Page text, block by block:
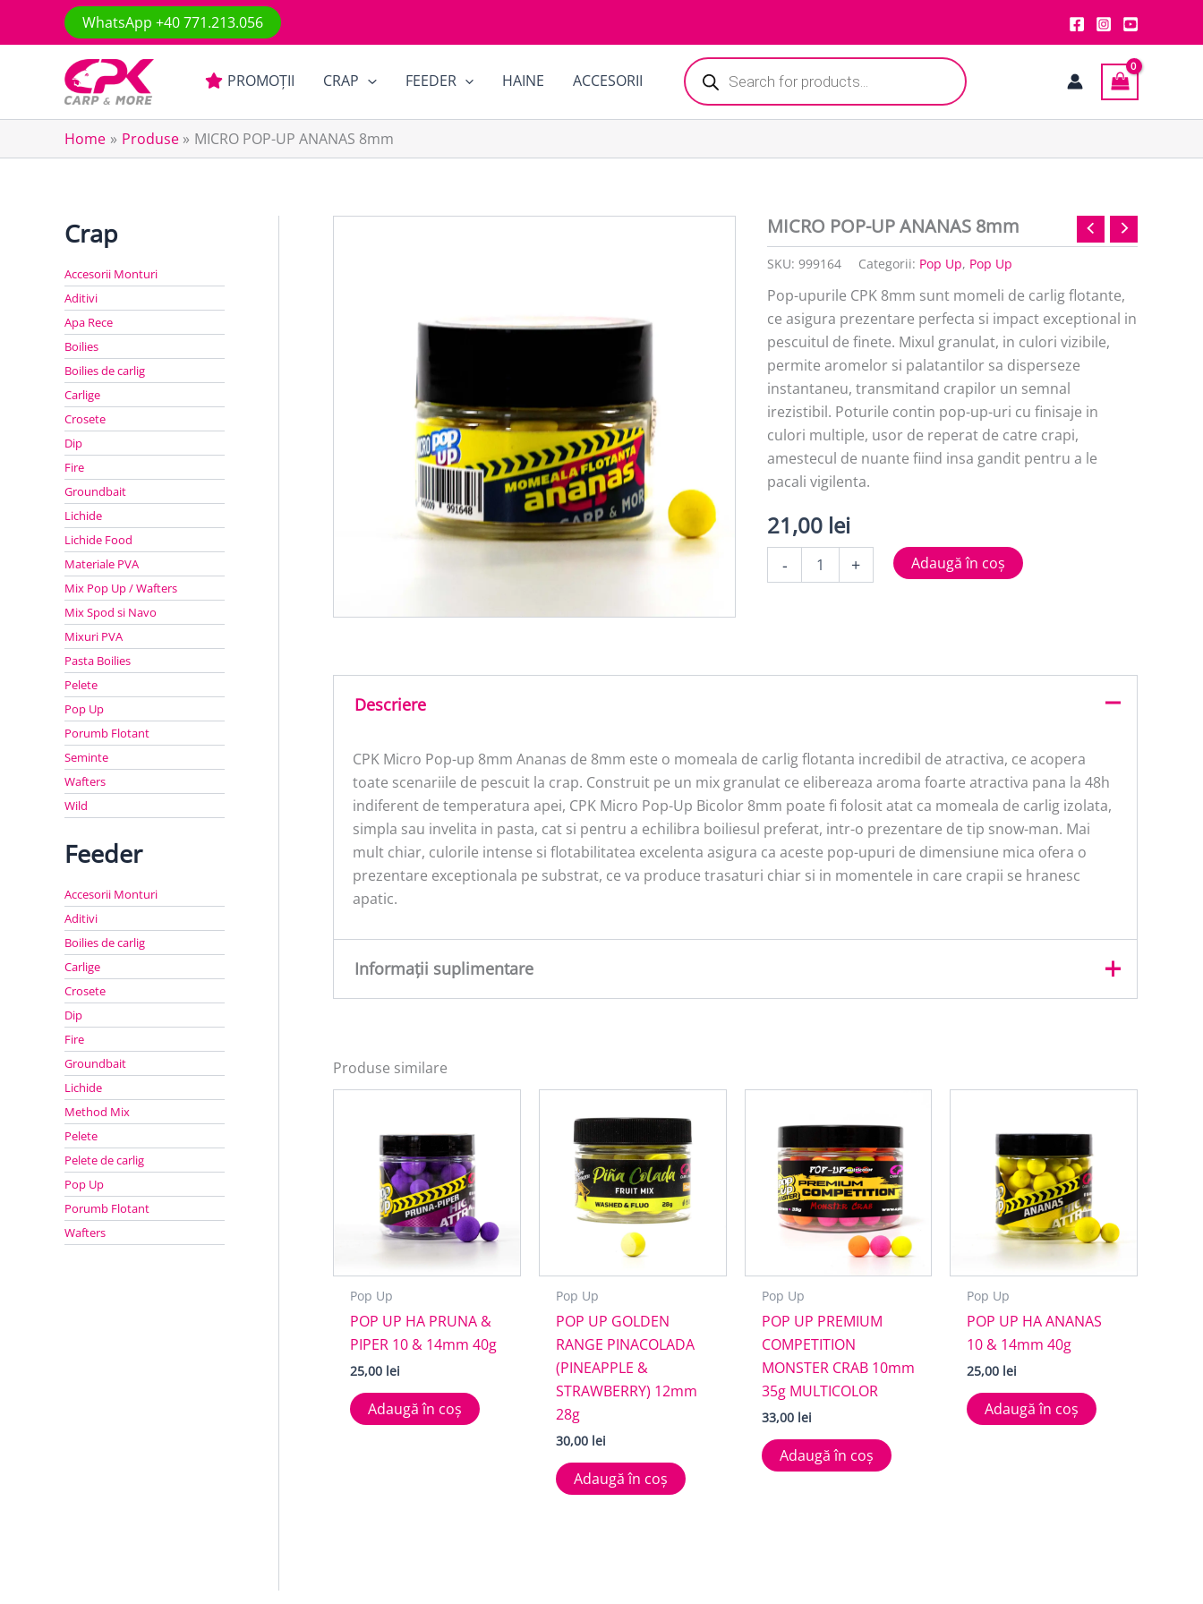
WhatsApp +40 771.213.056
PROMOȚII CRAP FEEDER HAINE ACCESORII
Products
search
Home Produse MICRO POP-UP ANANAS 8mm
Crap
Accesorii Monturi
Aditivi
Apa Rece
Boilies
Boilies de carlig
Carlige
Crosete
Dip
Fire
Groundbait
Lichide
Lichide Food
Materiale PVA
Mix Pop Up / Wafters
Mix Spod si Navo
Mixuri PVA
Pasta Boilies
Pelete
Pop Up
Porumb Flotant
Seminte
Wafters
Wild
Feeder
Accesorii Monturi
Aditivi
Boilies de carlig
Carlige
Crosete
Dip
Fire
Groundbait
Lichide
Method Mix
Pelete
Pelete de carlig
Pop Up
Porumb Flotant
Wafters
MICRO POP-UP ANANAS 8mm
SKU:999164 Categorii: Pop Up, Pop Up
Pop-upurile CPK 8mm sunt momeli de carlig flotante,
ce asigura prezentare perfecta si impact exceptional in
pescuitul de finete. Mixul granulat, in culori vizibile,
permite aromelor si palatantilor sa disperseze
instantaneu, transmitand crapilor un semnal
irezistibil. Poturile contin pop-up-uri cu finisaje in
culori multiple, usor de reperat de catre crapi,
amestecul de nuante fiind insa gandit pentru a le
pacali vigilenta.
21,00 lei
-
MICRO
+ Adaugă în coș
Descriere
CPK Micro Pop-up 8mm Ananas de 8mm este o momeala de carlig flotanta incredibil de atractiva, ce acopera
toate scenariile de pescuit la crap. Construit pe un mix granulat ce elibereaza aroma foarte atractiva pana la 48h
indiferent de temperatura apei, CPK Micro Pop-Up Bicolor 8mm poate fi folosit atat ca momeala de carlig izolata,
simpla sau invelita in pasta, cat si pentru a echilibra boiliesul preferat, intr-o prezentare de tip snow-man. Mai
mult chiar, culorile intense si flotabilitatea excelenta asigura ca aceste pop-upuri de dimensiune mica ofera o
prezentare exceptionala pe substrat, ce va produce trasaturi chiar si in momentele in care crapii se hranesc
apatic.
Informații suplimentare
Produse similare
Pop Up
POP UP HA PRUNA &
PIPER 10 & 14mm 40g
25,00 lei
Adaugă în coș
Pop Up
POP UP GOLDEN
RANGE PINACOLADA
(PINEAPPLE &
STRAWBERRY) 12mm
28g
30,00 lei
Adaugă în coș
Pop Up
POP UP PREMIUM
COMPETITION
MONSTER CRAB 10mm
35g MULTICOLOR
33,00 lei
Adaugă în coș
Pop Up
POP UP HA ANANAS
10 & 14mm 40g
25,00 lei
Adaugă în coș